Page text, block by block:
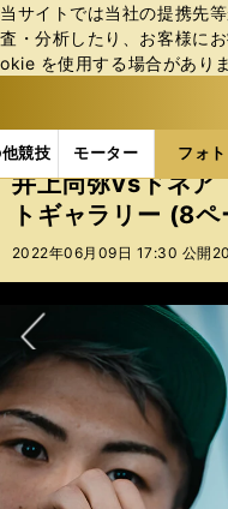
当サイトでは当社の提携先
査・分析したり、お客様に
okie を使⽤する場合があり
競技 モーター フォト
b
ス
ポ
ル
バ
フォトギャラリー
井上尚弥vsドネア
トギャラリー (8
2022年06月09日 17:30 公開
次へ